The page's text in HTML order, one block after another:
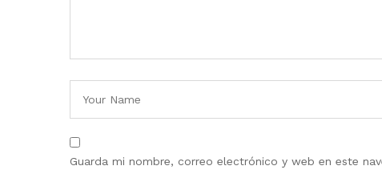
Guarda mi nombre, correo electrónico y web en este